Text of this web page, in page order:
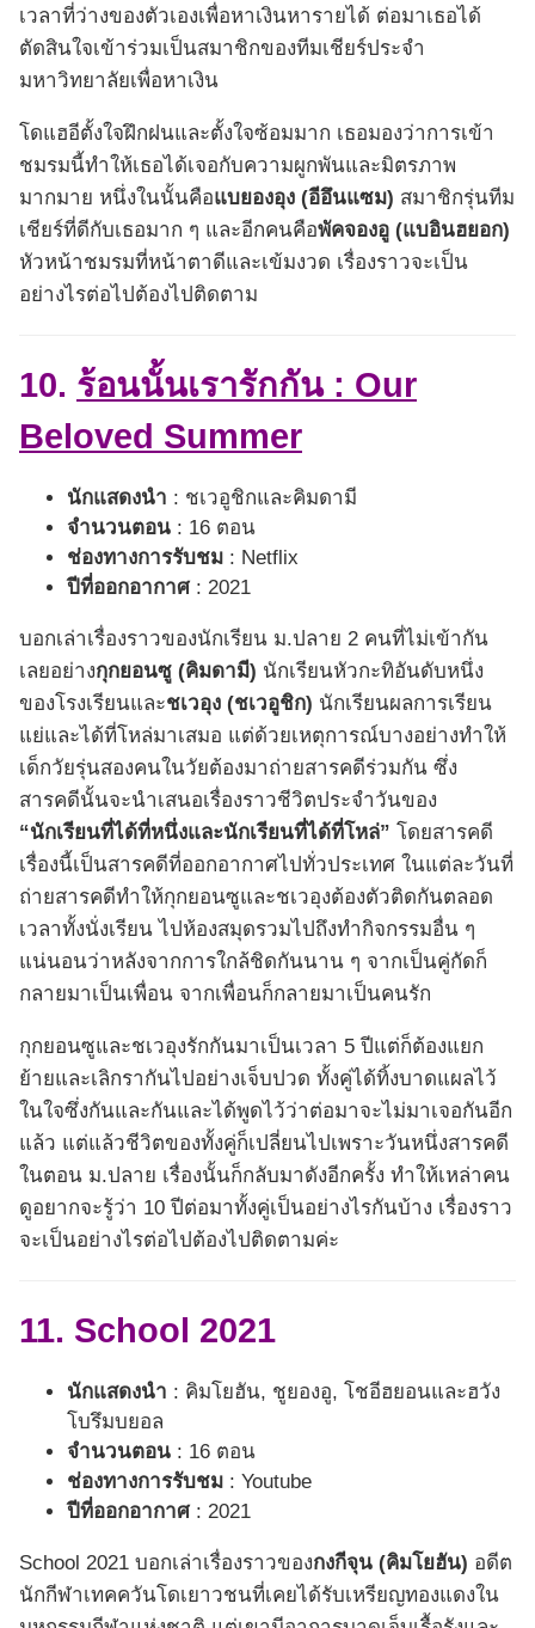
เวลาที่ว่างของตัวเองเพื่อหาเงินหารายได้ ต่อมาเธอได้
ตัดสินใจเข้าร่วมเป็นสมาชิกของทีมเชียร์ประจำ
มหาวิทยาลัยเพื่อหาเงิน
โดแฮอีตั้งใจฝึกฝนและตั้งใจซ้อมมาก เธอมองว่าการเข้า
ชมรมนี้ทำให้เธอได้เจอกับความผูกพันและมิตรภาพ
มากมาย หนึ่งในนั้นคือแบยองอุง (อีอึนแซม) สมาชิกรุ่นทีม
เชียร์ที่ดีกับเธอมาก ๆ และอีกคนคือพัคจองอู (แบอินฮยอก)
หัวหน้าชมรมที่หน้าตาดีและเข้มงวด เรื่องราวจะเป็น
อย่างไรต่อไปต้องไปติดตาม
10. ร้อนนั้นเรารักกัน : Our
Beloved Summer
นักแสดงนำ : ชเวอูชิกและคิมดามี
จำนวนตอน : 16 ตอน
ช่องทางการรับชม : Netflix
ปีที่ออกอากาศ : 2021
บอกเล่าเรื่องราวของนักเรียน ม.ปลาย 2 คนที่ไม่เข้ากัน
เลยอย่างกุกยอนซู (คิมดามี) นักเรียนหัวกะทิอันดับหนึ่ง
ของโรงเรียนและชเวอุง (ชเวอูชิก) นักเรียนผลการเรียน
แย่และได้ที่โหล่มาเสมอ แต่ด้วยเหตุการณ์บางอย่างทำให้
เด็กวัยรุ่นสองคนในวัยต้องมาถ่ายสารคดีร่วมกัน ซึ่ง
สารคดีนั้นจะนำเสนอเรื่องราวชีวิตประจำวันของ
“นักเรียนที่ได้ที่หนึ่งและนักเรียนที่ได้ที่โหล่” โดยสารคดี
เรื่องนี้เป็นสารคดีที่ออกอากาศไปทั่วประเทศ ในแต่ละวันที่
ถ่ายสารคดีทำให้กุกยอนซูและชเวอุงต้องตัวติดกันตลอด
เวลาทั้งนั่งเรียน ไปห้องสมุดรวมไปถึงทำกิจกรรมอื่น ๆ
แน่นอนว่าหลังจากการใกล้ชิดกันนาน ๆ จากเป็นคู่กัดก็
กลายมาเป็นเพื่อน จากเพื่อนก็กลายมาเป็นคนรัก
กุกยอนซูและชเวอุงรักกันมาเป็นเวลา 5 ปีแต่ก็ต้องแยก
ย้ายและเลิกรากันไปอย่างเจ็บปวด ทั้งคู่ได้ทิ้งบาดแผลไว้
ในใจซึ่งกันและกันและได้พูดไว้ว่าต่อมาจะไม่มาเจอกันอีก
แล้ว แต่แล้วชีวิตของทั้งคู่ก็เปลี่ยนไปเพราะวันหนึ่งสารคดี
ในตอน ม.ปลาย เรื่องนั้นก็กลับมาดังอีกครั้ง ทำให้เหล่าคน
ดูอยากจะรู้ว่า 10 ปีต่อมาทั้งคู่เป็นอย่างไรกันบ้าง เรื่องราว
จะเป็นอย่างไรต่อไปต้องไปติดตามค่ะ
11. School 2021
นักแสดงนำ : คิมโยฮัน, ชูยองอู, โชอีฮยอนและฮวัง
โบรึมบยอล
จำนวนตอน : 16 ตอน
ช่องทางการรับชม : Youtube
ปีที่ออกอากาศ : 2021
School 2021 บอกเล่าเรื่องราวของกงกีจุน (คิมโยฮัน) อดีต
นักกีฬาเทคควันโดเยาวชนที่เคยได้รับเหรียญทองแดงใน